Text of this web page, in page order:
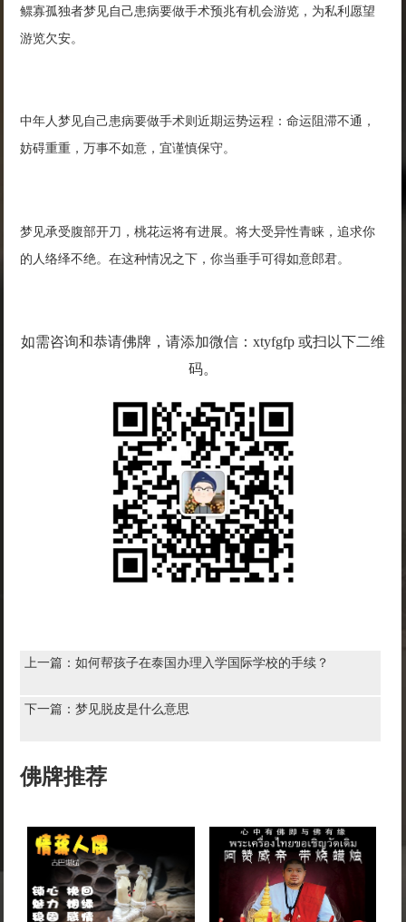
鳏寡孤独者梦见自己患病要做手术预兆有机会游览，为私利愿望
游览欠安。
中年人梦见自己患病要做手术则近期运势运程：命运阻滞不通，
妨碍重重，万事不如意，宜谨慎保守。
梦见承受腹部开刀，桃花运将有进展。将大受异性青睐，追求你
的人络绎不绝。在这种情况之下，你当垂手可得如意郎君。
如需咨询和恭请佛牌，请添加微信：xtyfgfp 或扫以下二维
码。
上一篇：如何帮孩子在泰国办理入学国际学校的手续？
下一篇：梦见脱皮是什么意思
佛牌推荐